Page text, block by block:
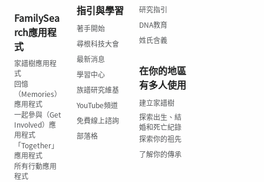
FamilySea
rch應用程
式
家譜樹應用程
式
回憶
（Memories）
應用程式
一起參與（Get
Involved）應
用程式
「Together」
應用程式
所有行動應用
程式
指引與學習
著手開始
尋根科技大會
最新消息
學習中心
族譜研究維基
YouTube頻道
免費線上諮詢
部落格
研究指引
DNA教育
姓氏含義
在你的地區
有多人使用
建立家譜樹
探索出生、結
婚和死亡紀錄
探索你的祖先
了解你的傳承